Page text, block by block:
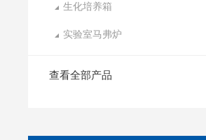
生化培养箱
实验室马弗炉
查看全部产品